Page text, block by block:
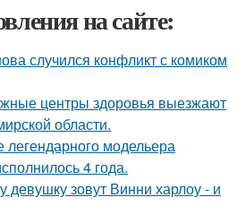
на сайте:
случился конфликт с комиком
центры здоровья выезжают
области.
легендарного модельера
4 года.
девушку зовут Винни харлоу - и